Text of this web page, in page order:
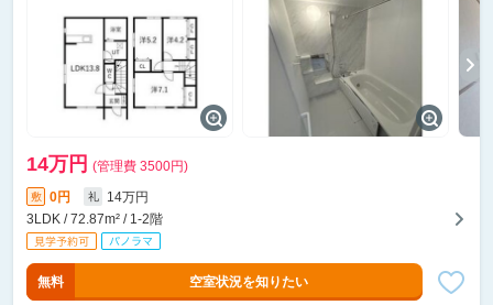
14万円 (管理費 3500円)
敷 0円 礼
14万円
3LDK / 72.87m² / 1-2階
無料 空室状況を知りたい